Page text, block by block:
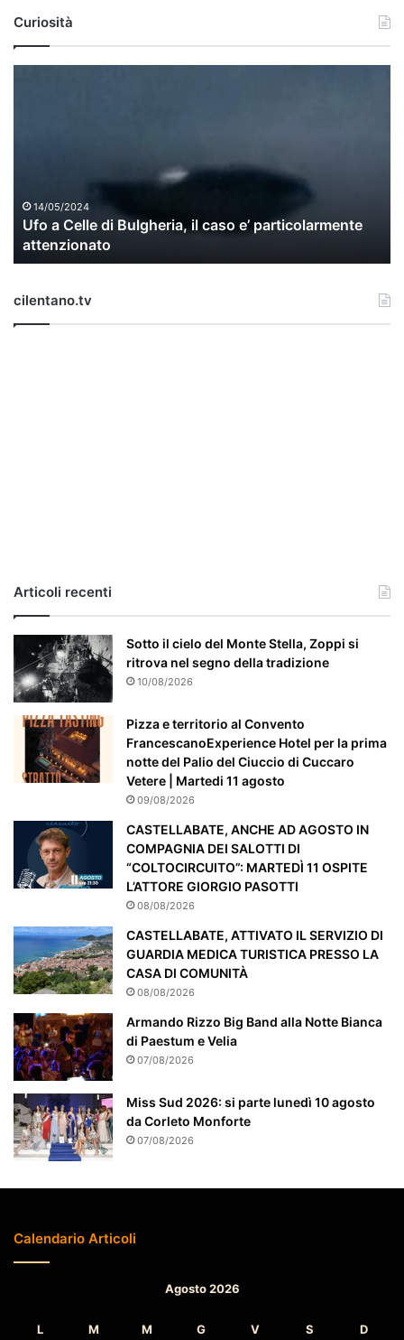
Curiosità
i
u
l
e
p
t
i
e
t
e
n
i
o
n
a
t
o
14/05/2024
Ufo a Celle di Bulgheria, il caso e’ particolarmente
attenzionato
cilentano.tv
Articoli recenti
Sotto il cielo del Monte Stella, Zoppi si
ritrova nel segno della tradizione
10/08/2026
Pizza e territorio al Convento
FrancescanoExperience Hotel per la prima
notte del Palio del Ciuccio di Cuccaro
Vetere | Martedi 11 agosto
09/08/2026
CASTELLABATE, ANCHE AD AGOSTO IN
COMPAGNIA DEI SALOTTI DI
“COLTOCIRCUITO”: MARTEDÌ 11 OSPITE
L’ATTORE GIORGIO PASOTTI
08/08/2026
CASTELLABATE, ATTIVATO IL SERVIZIO DI
GUARDIA MEDICA TURISTICA PRESSO LA
CASA DI COMUNITÀ
08/08/2026
Armando Rizzo Big Band alla Notte Bianca
di Paestum e Velia
07/08/2026
Miss Sud 2026: si parte lunedì 10 agosto
da Corleto Monforte
07/08/2026
Calendario Articoli
Agosto 2026
L M M G V S D